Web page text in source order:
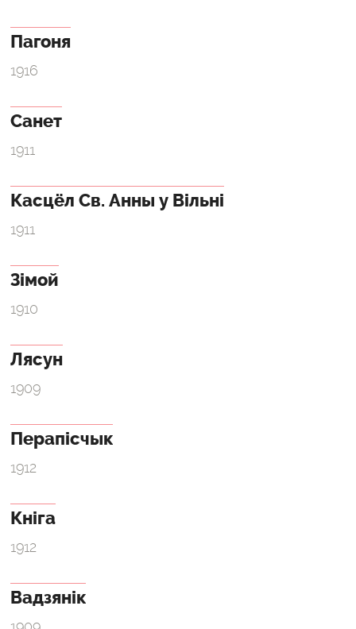
Пагоня
1916
Санет
1911
Касцёл Св. Анны у Вільні
1911
Зімой
1910
Лясун
1909
Перапісчык
1912
Кніга
1912
Вадзянік